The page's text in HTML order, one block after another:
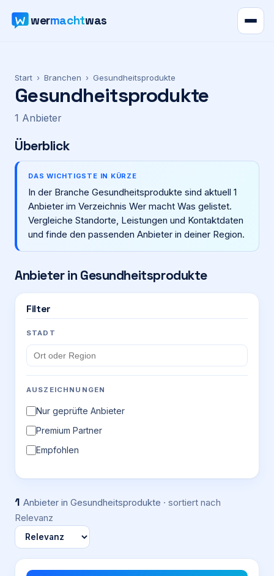
wermachtwas
Karte
Ratgeber
Werbung
Preise
Firma eintragen
Start › Branchen › Gesundheitsprodukte
Gesundheitsprodukte
1 Anbieter
Überblick
DAS WICHTIGSTE IN KÜRZE
In der Branche Gesundheitsprodukte sind aktuell 1
Anbieter im Verzeichnis Wer macht Was gelistet.
Vergleiche Standorte, Leistungen und Kontaktdaten
und finde den passenden Anbieter in deiner Region.
Anbieter in Gesundheitsprodukte
Filter
STADT
AUSZEICHNUNGEN
Nur geprüfte Anbieter
Premium Partner
Empfohlen
1 Anbieter in Gesundheitsprodukte · sortiert nach
Relevanz